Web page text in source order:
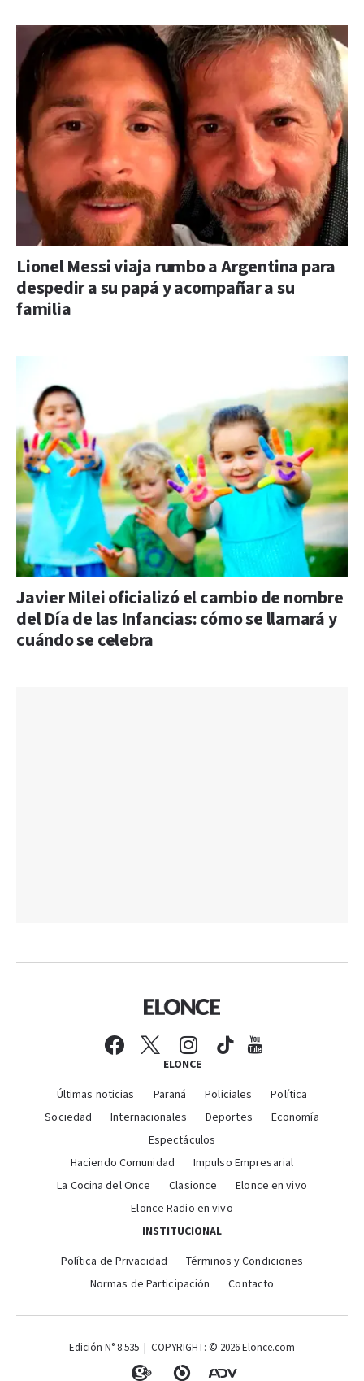
Lionel Messi viaja rumbo a Argentina para
despedir a su papá y acompañar a su
familia
Javier Milei oficializó el cambio de nombre
del Día de las Infancias: cómo se llamará y
cuándo se celebra
ELONCE
Últimas noticias Paraná Policiales
Política
Sociedad
Internacionales Deportes
Economía
Espectáculos
Haciendo Comunidad
Impulso Empresarial
La Cocina del Once
Clasionce
Elonce en vivo
Elonce Radio en vivo
INSTITUCIONAL
Política de Privacidad
Términos y Condiciones
Normas de Participación
Contacto
Edición N° 8.535 | COPYRIGHT: © 2026 Elonce.com